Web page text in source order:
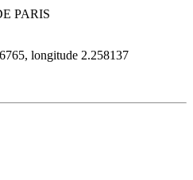
PARIS
longitude 2.258137